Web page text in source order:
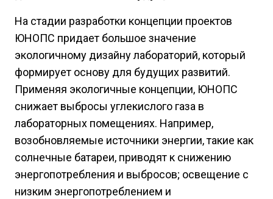
На стадии разработки концепции проектов
ЮНОПС придает большое значение
экологичному дизайну лабораторий, который
формирует основу для будущих развитий.
Применяя экологичные концепции, ЮНОПС
снижает выбросы углекислого газа в
лабораторных помещениях. Например,
возобновляемые источники энергии, такие как
солнечные батареи, приводят к снижению
энергопотребления и выбросов; освещение с
низким энергопотреблением и